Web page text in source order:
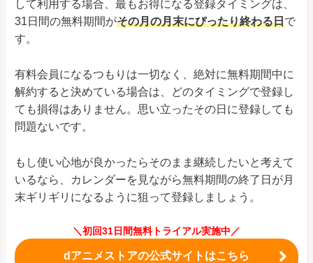
して利用する場合、最もお得になる登録タイミングは、
31日間の無料期間がその月の月末にぴったり終わる日で
す。
有料会員になるつもりは一切なく、絶対に無料期間中に
解約すると決めている場合は、どのタイミングで登録し
ても損得はありません。思い立ったその日に登録しても
問題ないです。
もし使い心地が良かったらそのまま継続したいと考えて
いるなら、カレンダーを見ながら無料期間の終了日が月
末ギリギリになるように狙って登録しましょう。
＼初回31日間無料トライアル実施中／
dアニメストアの公式サイトはこちら